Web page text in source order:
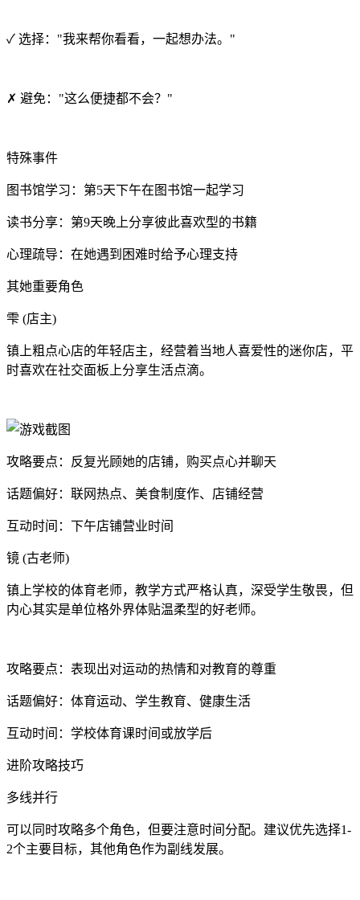
✓ 选择："我来帮你看看，一起想办法。"
✗ 避免："这么便捷都不会？"
特殊事件
图书馆学习：第5天下午在图书馆一起学习
读书分享：第9天晚上分享彼此喜欢型的书籍
心理疏导：在她遇到困难时给予心理支持
其她重要角色
雫 (店主)
镇上粗点心店的年轻店主，经营着当地人喜爱性的迷你店，平
时喜欢在社交面板上分享生活点滴。
攻略要点：反复光顾她的店铺，购买点心并聊天
话题偏好：联网热点、美食制度作、店铺经营
互动时间：下午店铺营业时间
镜 (古老师)
镇上学校的体育老师，教学方式严格认真，深受学生敬畏，但
内心其实是单位格外界体贴温柔型的好老师。
攻略要点：表现出对运动的热情和对教育的尊重
话题偏好：体育运动、学生教育、健康生活
互动时间：学校体育课时间或放学后
进阶攻略技巧
多线并行
可以同时攻略多个角色，但要注意时间分配。建议优先选择1-
2个主要目标，其他角色作为副线发展。